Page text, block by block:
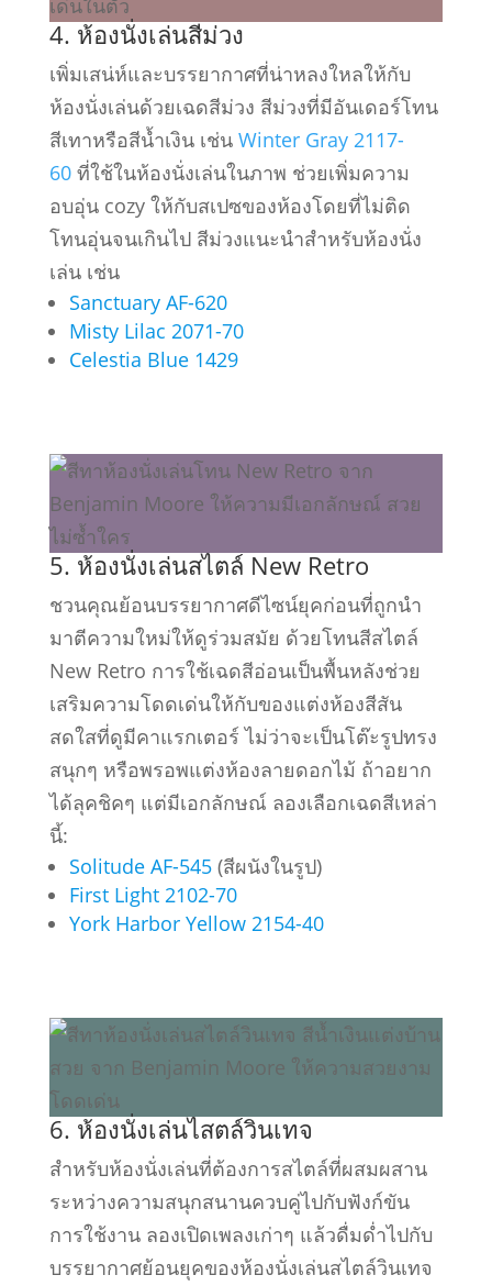
4. ห้องนั่งเล่นสีม่วง
เพิ่มเสน่ห์และบรรยากาศที่น่าหลงใหลให้กับ
ห้องนั่งเล่นด้วยเฉดสีม่วง สีม่วงที่มีอันเดอร์โทน
สีเทาหรือสีน้ำเงิน เช่น Winter Gray 2117-
60 ที่ใช้ในห้องนั่งเล่นในภาพ ช่วยเพิ่มความ
อบอุ่น cozy ให้กับสเปซของห้องโดยที่ไม่ติด
โทนอุ่นจนเกินไป สีม่วงแนะนำสำหรับห้องนั่ง
เล่น เช่น
Sanctuary AF-620
Misty Lilac 2071-70
Celestia Blue 1429
5. ห้องนั่งเล่นสไตล์ New Retro
ชวนคุณย้อนบรรยากาศดีไซน์ยุคก่อนที่ถูกนำ
มาตีความใหม่ให้ดูร่วมสมัย ด้วยโทนสีสไตล์
New Retro การใช้เฉดสีอ่อนเป็นพื้นหลังช่วย
เสริมความโดดเด่นให้กับของแต่งห้องสีสัน
สดใสที่ดูมีคาแรกเตอร์ ไม่ว่าจะเป็นโต๊ะรูปทรง
สนุกๆ หรือพรอพแต่งห้องลายดอกไม้ ถ้าอยาก
ได้ลุคชิคๆ แต่มีเอกลักษณ์ ลองเลือกเฉดสีเหล่า
นี้:
Solitude AF-545(สีผนังในรูป)
First Light 2102-70
York Harbor Yellow 2154-40
6. ห้องนั่งเล่นไสตล์วินเทจ
สำหรับห้องนั่งเล่นที่ต้องการสไตล์ที่ผสมผสาน
ระหว่างความสนุกสนานควบคู่ไปกับฟังก์ขัน
การใช้งาน ลองเปิดเพลงเก่าๆ แล้วดื่มด่ำไปกับ
บรรยากาศย้อนยุคของห้องนั่งเล่นสไตล์วินเทจ